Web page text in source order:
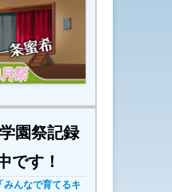
園祭記録
です！
「みんなで育てるキ